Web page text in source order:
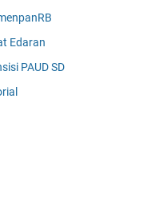
Edaran
PAUD SD